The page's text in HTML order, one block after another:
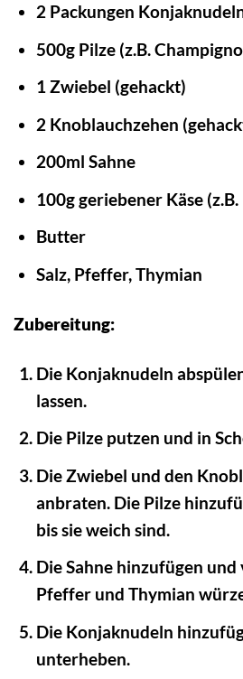
2 Packungen
500g Pilze (z.B.
1 Zwiebel (gehackt)
2 Knoblauchzehen
200ml Sahne
100g geriebener Käse
Butter
Salz, Pfeffer, Thymian
Zubereitung:
Die Konjaknudeln
lassen.
Die Pilze putzen und in
Die Zwiebel und den
anbraten. Die Pilze
bis sie weich sind.
Die Sahne hinzufügen
Pfeffer und Thymian
Die Konjaknudeln
unterheben.